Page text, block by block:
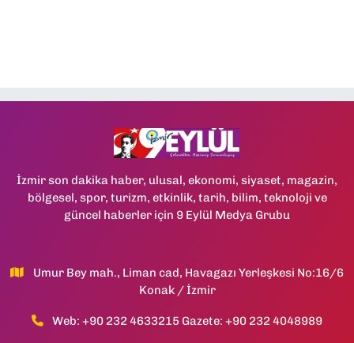
İzmir son dakika haber, ulusal, ekonomi, siyaset, magazin,
bölgesel, spor, turizm, etkinlik, tarih, bilim, teknoloji ve
güncel haberler için 9 Eylül Medya Grubu
Umur Bey mah., Liman cad, Havagazı Yerleşkesi No:16/6
Konak / İzmir
Web: +90 232 4633215 Gazete: +90 232 4048989